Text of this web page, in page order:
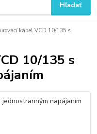
Hľadať
kábel VCD 10/135 s
10/135 s